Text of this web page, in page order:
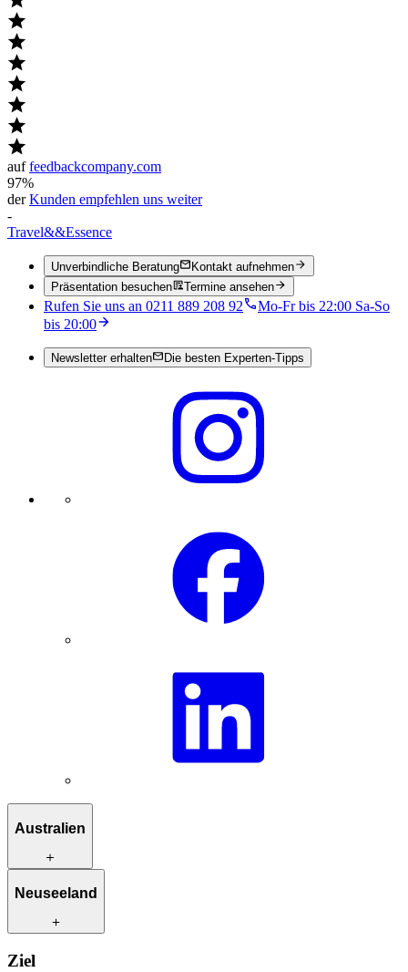
auffeedbackcompany.com
97%
derKunden empfehlen uns weiter
-
Travel&&Essence
Unverbindliche Beratung
Kontakt aufnehmen
Präsentation besuchen
Termine ansehen
Rufen Sie uns an 0211 889 208 92
Mo-Fr bis 22:00 Sa-So
bis 20:00
Newsletter erhalten Die besten Experten-Tipps
Australien
Reiserouten zur Inspiration
Einzigartige Aktivitäten
Neuseeland
Ziel